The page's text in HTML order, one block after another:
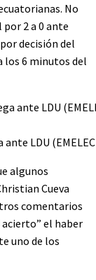
No
por 2 a 0 ante
decisión del
los 6 minutos del
LDU
algunos
Cueva
comentarios
el haber
uno de los